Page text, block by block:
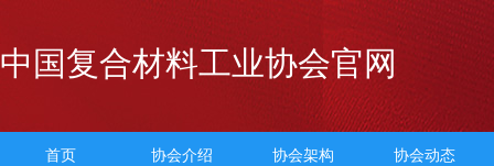
中国复合材料工业协会官网
首页 协会介绍 协会架构 协会动态